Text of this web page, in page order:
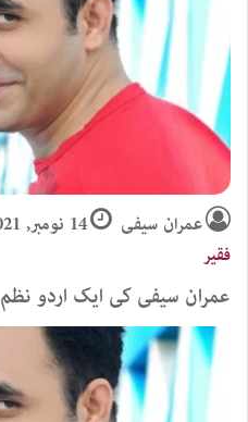
عمران سیفی 14 نومبر, 2021
فقیر
عمران سیفی کی ایک اردو نظم